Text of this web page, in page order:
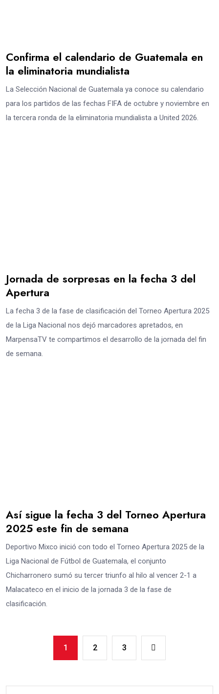
Confirma el calendario de Guatemala en
la eliminatoria mundialista
La Selección Nacional de Guatemala ya conoce su calendario
para los partidos de las fechas FIFA de octubre y noviembre en
la tercera ronda de la eliminatoria mundialista a United 2026.
Jornada de sorpresas en la fecha 3 del
Apertura
La fecha 3 de la fase de clasificación del Torneo Apertura 2025
de la Liga Nacional nos dejó marcadores apretados, en
MarpensaTV te compartimos el desarrollo de la jornada del fin
de semana.
Así sigue la fecha 3 del Torneo Apertura
2025 este fin de semana
Deportivo Mixco inició con todo el Torneo Apertura 2025 de la
Liga Nacional de Fútbol de Guatemala, el conjunto
Chicharronero sumó su tercer triunfo al hilo al vencer 2-1 a
Malacateco en el inicio de la jornada 3 de la fase de
clasificación.
1 2 3